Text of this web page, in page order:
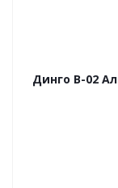
Динго В-02